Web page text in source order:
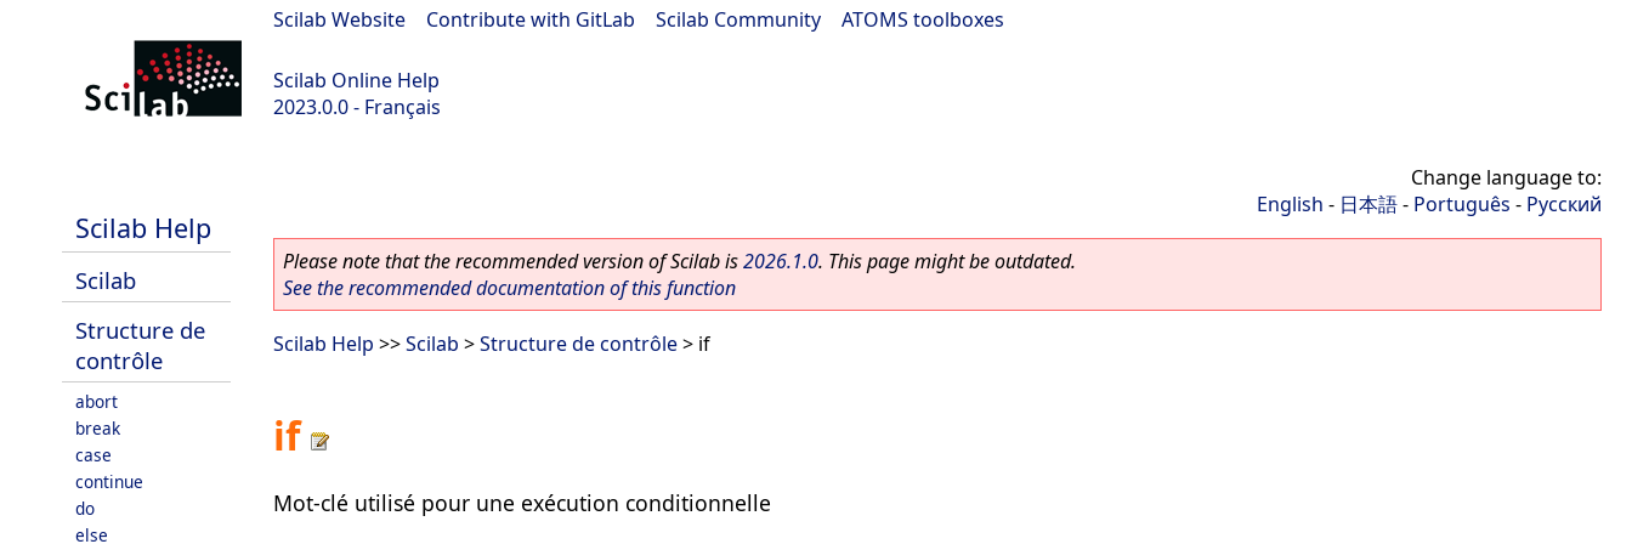
Scilab Website Contribute with GitLab Scilab Community ATOMS toolboxes
Scilab Online Help
2023.0.0 - Français
Scilab Help
Scilab
Structure de
contrôle
abort
break
case
continue
do
else
Change language to:
English - 日本語- Português - Русский
Please note that the recommended version of Scilab is2026.1.0. This page might be outdated.
See the recommended documentation of this function
Scilab Help >>Scilab >Structure de contrôle> if
if
Mot-clé utilisé pour une exécution conditionnelle